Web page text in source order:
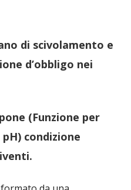
di scivolamento e
d’obbligo nei
(Funzione per
condizione